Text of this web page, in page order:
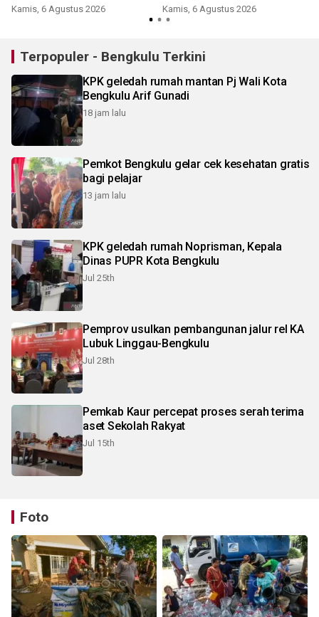
Kamis, 6 Agustus 2026 Kamis, 6 Agustus 2026
Terpopuler - Bengkulu Terkini
KPK geledah rumah mantan Pj Wali Kota
Bengkulu Arif Gunadi
18 jam lalu
Pemkot Bengkulu gelar cek kesehatan gratis
bagi pelajar
13 jam lalu
KPK geledah rumah Noprisman, Kepala
Dinas PUPR Kota Bengkulu
Jul 25th
Pemprov usulkan pembangunan jalur rel KA
Lubuk Linggau-Bengkulu
Jul 28th
Pemkab Kaur percepat proses serah terima
aset Sekolah Rakyat
Jul 15th
Foto